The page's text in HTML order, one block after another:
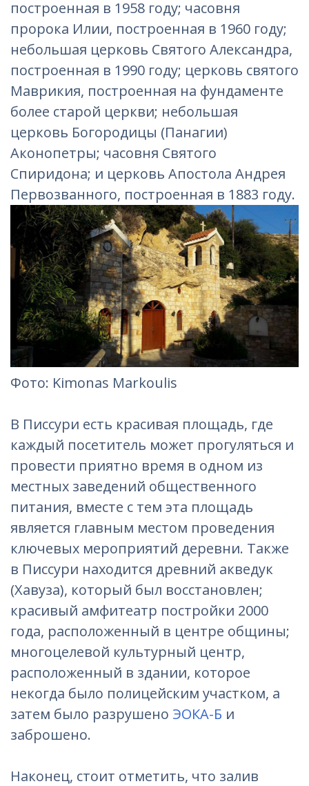
построенная в 1958 году; часовня
пророка Илии, построенная в 1960 году;
небольшая церковь Святого Александра,
построенная в 1990 году; церковь святого
Маврикия, построенная на фундаменте
более старой церкви; небольшая
церковь Богородицы (Панагии)
Аконопетры; часовня Святого
Спиридона; и церковь Апостола Андрея
Первозванного, построенная в 1883 году.
Фотo: Kimonas Markoulis
В Писсури есть красивая площадь, где
каждый посетитель может прогуляться и
провести приятно время в одном из
местных заведений общественного
питания, вместе с тем эта площадь
является главным местом проведения
ключевых мероприятий деревни. Также
в Писсури находится древний акведук
(Хавуза), который был восстановлен;
красивый амфитеатр постройки 2000
года, расположенный в центре общины;
многоцелевой культурный центр,
расположенный в здании, которое
некогда было полицейским участком, а
затем было разрушено ЭОКА-Б и
заброшено.
Наконец, стоит отметить, что залив